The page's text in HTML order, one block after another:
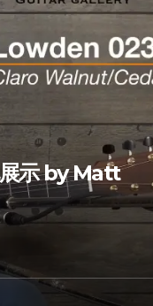
示 by Matt